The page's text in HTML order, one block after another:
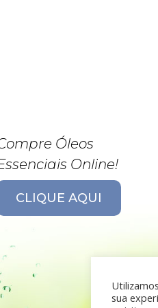
Óleos
Online!
CLIQUE AQUI
sua